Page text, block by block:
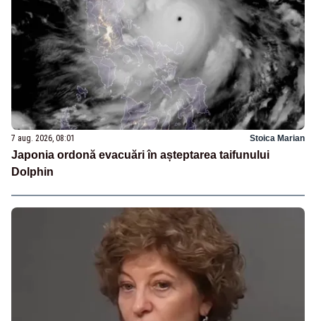
7 aug. 2026, 08:01 Stoica Marian
Japonia ordonă evacuări în așteptarea taifunului
Dolphin